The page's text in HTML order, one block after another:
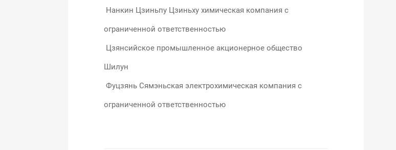
Нанкин Цзиньпу Цзиньху химическая компания с
ограниченной ответственностью
Цзянсийское промышленное акционерное общество
Шилун
Фуцзянь Сямэньская электрохимическая компания с
ограниченной ответственностью